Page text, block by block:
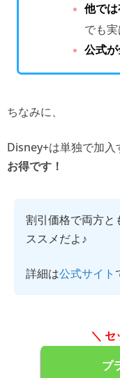
他で
でも
公式
ちなみに、
Disney+は単独で加入
お得です！
割引価格で両方と
ススメだよ♪
詳細は公式サイト
＼ セ
プ